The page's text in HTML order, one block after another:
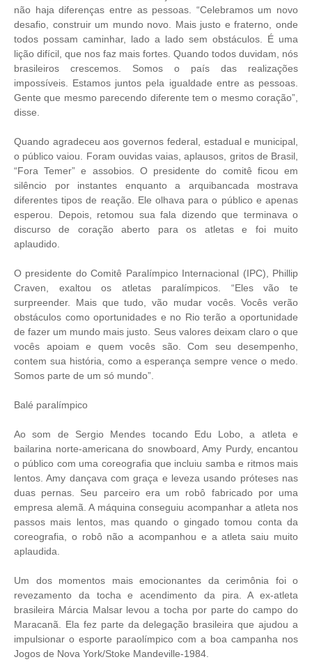
não haja diferenças entre as pessoas. “Celebramos um novo
desafio, construir um mundo novo. Mais justo e fraterno, onde
todos possam caminhar, lado a lado sem obstáculos. É uma
lição difícil, que nos faz mais fortes. Quando todos duvidam, nós
brasileiros crescemos. Somos o país das realizações
impossíveis. Estamos juntos pela igualdade entre as pessoas.
Gente que mesmo parecendo diferente tem o mesmo coração”,
disse.
Quando agradeceu aos governos federal, estadual e municipal,
o público vaiou. Foram ouvidas vaias, aplausos, gritos de Brasil,
“Fora Temer” e assobios. O presidente do comitê ficou em
silêncio por instantes enquanto a arquibancada mostrava
diferentes tipos de reação. Ele olhava para o público e apenas
esperou. Depois, retomou sua fala dizendo que terminava o
discurso de coração aberto para os atletas e foi muito
aplaudido.
O presidente do Comitê Paralímpico Internacional (IPC), Phillip
Craven, exaltou os atletas paralímpicos. “Eles vão te
surpreender. Mais que tudo, vão mudar vocês. Vocês verão
obstáculos como oportunidades e no Rio terão a oportunidade
de fazer um mundo mais justo. Seus valores deixam claro o que
vocês apoiam e quem vocês são. Com seu desempenho,
contem sua história, como a esperança sempre vence o medo.
Somos parte de um só mundo”.
Balé paralímpico
Ao som de Sergio Mendes tocando Edu Lobo, a atleta e
bailarina norte-americana do snowboard, Amy Purdy, encantou
o público com uma coreografia que incluiu samba e ritmos mais
lentos. Amy dançava com graça e leveza usando próteses nas
duas pernas. Seu parceiro era um robô fabricado por uma
empresa alemã. A máquina conseguiu acompanhar a atleta nos
passos mais lentos, mas quando o gingado tomou conta da
coreografia, o robô não a acompanhou e a atleta saiu muito
aplaudida.
Um dos momentos mais emocionantes da cerimônia foi o
revezamento da tocha e acendimento da pira. A ex-atleta
brasileira Márcia Malsar levou a tocha por parte do campo do
Maracanã. Ela fez parte da delegação brasileira que ajudou a
impulsionar o esporte paraolímpico com a boa campanha nos
Jogos de Nova York/Stoke Mandeville-1984.